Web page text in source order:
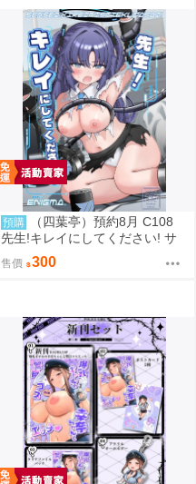
預購
（四葉亭）預約8月 C108
先生!キレイにしてください! サ
メジマ
售價 300